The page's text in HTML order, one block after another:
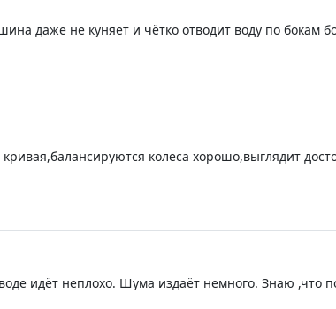
даже не куняет и чётко отводит воду по бокам
колеса хорошо,выглядит
идёт неплохо. Шума издаёт немного. Знаю ,что